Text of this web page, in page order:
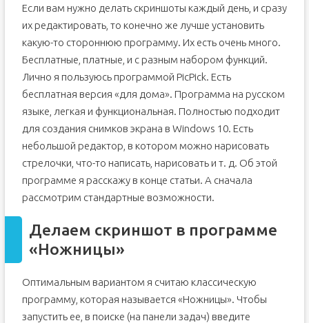
Если вам нужно делать скриншоты каждый день, и сразу
их редактировать, то конечно же лучше установить
какую-то стороннюю программу. Их есть очень много.
Бесплатные, платные, и с разным набором функций.
Лично я пользуюсь программой PicPick. Есть
бесплатная версия «для дома». Программа на русском
языке, легкая и функциональная. Полностью подходит
для создания снимков экрана в Windows 10. Есть
небольшой редактор, в котором можно нарисовать
стрелочки, что-то написать, нарисовать и т. д. Об этой
программе я расскажу в конце статьи. А сначала
рассмотрим стандартные возможности.
Делаем скриншот в программе
«Ножницы»
Оптимальным вариантом я считаю классическую
программу, которая называется «Ножницы». Чтобы
запустить ее, в поиске (на панели задач) введите